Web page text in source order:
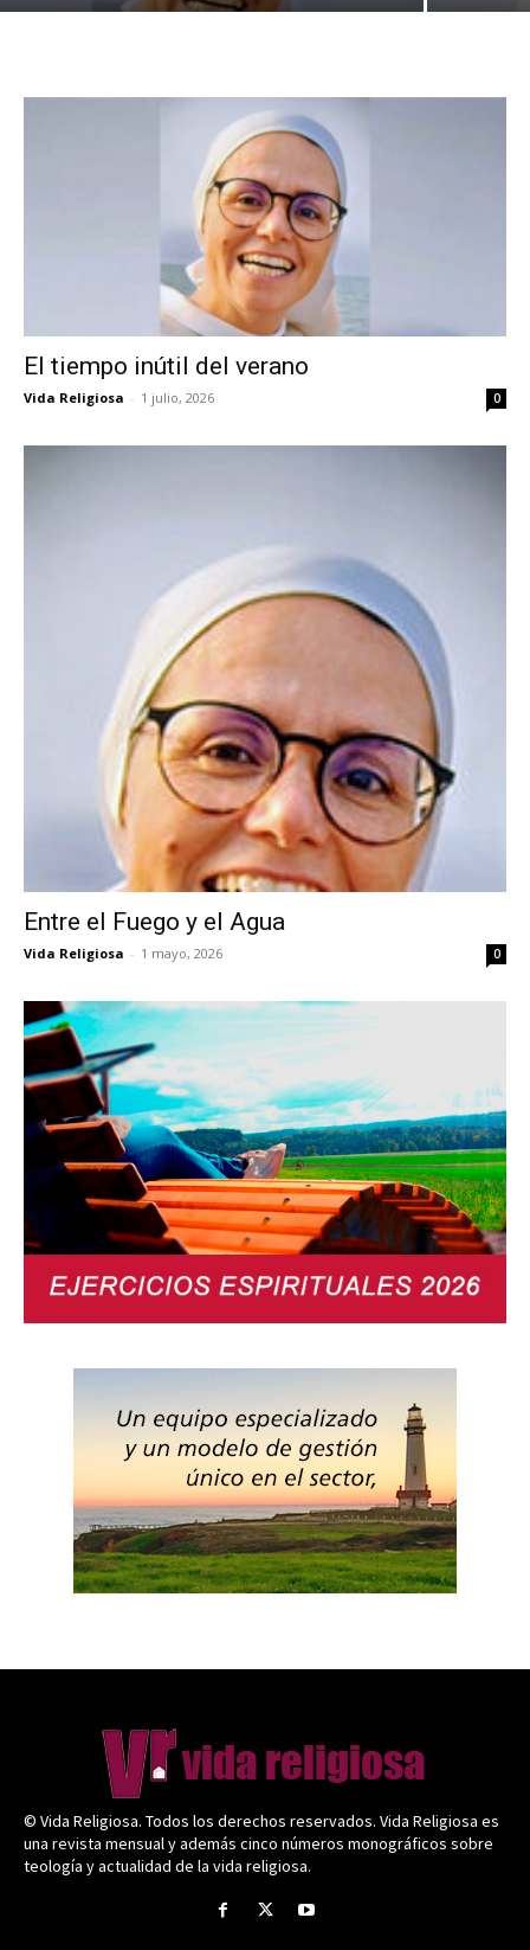
El tiempo inútil del verano
Vida Religiosa - 1 julio, 2026 0
Entre el Fuego y el Agua
Vida Religiosa - 1 mayo, 2026 0
© Vida Religiosa. Todos los derechos reservados. Vida Religiosa es
una revista mensual y además cinco números monográficos sobre
teología y actualidad de la vida religiosa.